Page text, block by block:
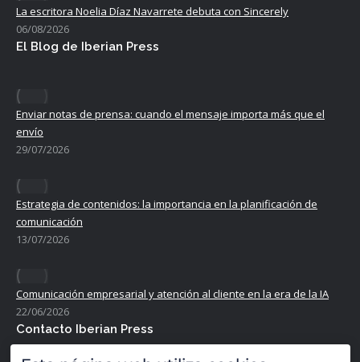
La escritora Noelia Díaz Navarrete debuta con Sincerely
06/08/2026
El Blog de Iberian Press
Enviar notas de prensa: cuando el mensaje importa más que el
envío
29/07/2026
Estrategia de contenidos: la importancia en la planificación de
comunicación
13/07/2026
Comunicación empresarial y atención al cliente en la era de la IA
22/06/2026
Contacto Iberian Press